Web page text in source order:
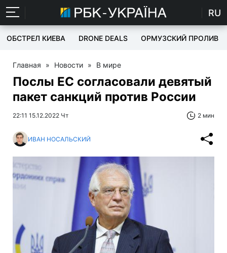
RU
ОБСТРЕЛ КИЕВА DRONE DEALS ОРМУЗСКИЙ ПРОЛИВ
Главная » Новости » В мире
Послы ЕС согласовали девятый
пакет санкций против России
22:11 15.12.2022 Чт 2 мин
ИВАН НОСАЛЬСКИЙ